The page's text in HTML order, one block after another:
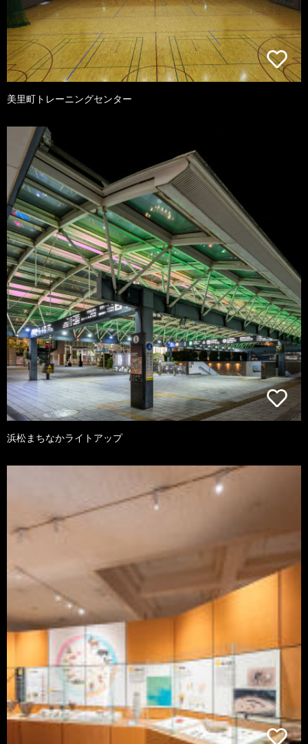
美里町トレーニングセンター
浜松まちなかライトアップ